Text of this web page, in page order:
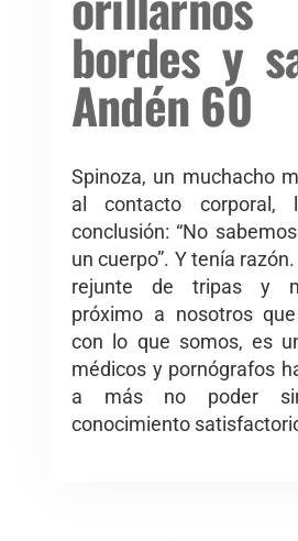
bordes y
Andén 60
Spinoza, un muchacho
al contacto corporal,
conclusión: “No
un cuerpo”. Y tenía
rejunte de tripas y
próximo a nosotros
con lo que somos, es
médicos y pornógrafos
a más no poder
conocimiento